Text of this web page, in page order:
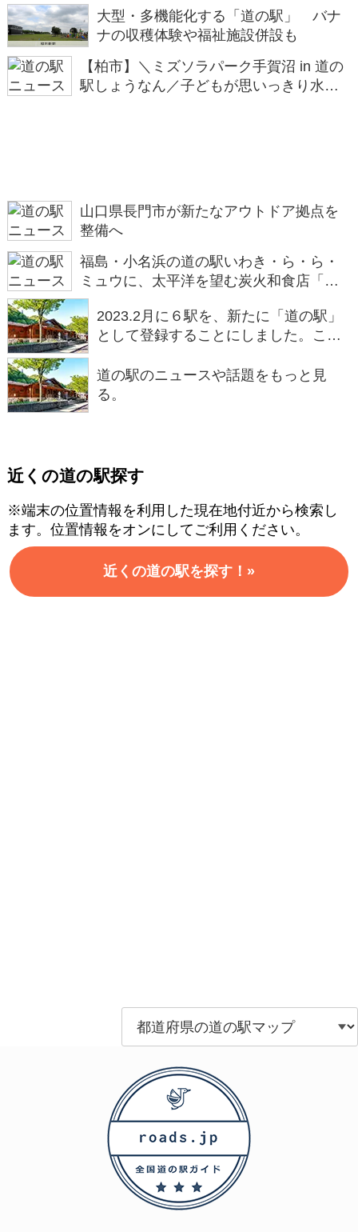
大型・多機能化する「道の駅」 バナ
ナの収穫体験や福祉施設併設も
【柏市】＼ミズソラパーク手賀沼 in 道の
駅しょうなん／子どもが思いっきり水遊
山口県長門市が新たなアウトドア拠点を
整備へ
福島・小名浜の道の駅いわき・ら・ら・
ミュウに、太平洋を望む炭火和食店「う
えの炭や」がオープン
2023.2月に６駅を、新たに「道の駅」
として登録することにしました。これ
１，２０４駅になります。
道の駅のニュースや話題をもっと見
る。
近くの道の駅探す
※端末の位置情報を利用した現在地付近から検索し
ます。位置情報をオンにしてご利用ください。
近くの道の駅を探す！»